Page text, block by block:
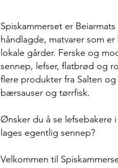
Spiskammerset er
håndlagde, matvarer som
lokale gårder. Ferske og
sennep, lefser, flatbrød og
flere produkter fra Salten
bærsauser og tørrfisk.
Ønsker du å se lefsebakere
lages egentlig sennep?
Velkommen til